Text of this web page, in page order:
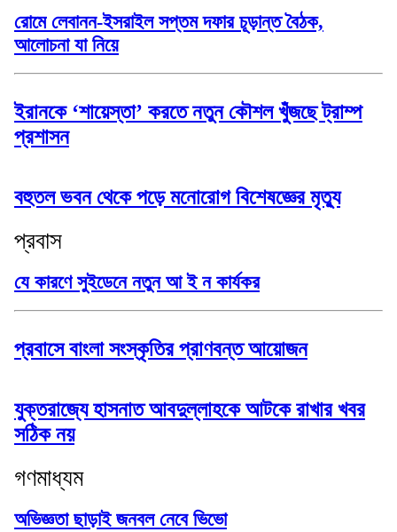
রোমে লেবানন-ইসরাইল সপ্তম দফার চূড়ান্ত বৈঠক,
আলোচনা যা নিয়ে
ইরানকে ‘শায়েস্তা’ করতে নতুন কৌশল খুঁজছে ট্রাম্প
প্রশাসন
বহুতল ভবন থেকে পড়ে মনোরোগ বিশেষজ্ঞের মৃত্যু
প্রবাস
যে কারণে সুইডেনে নতুন আ ই ন কার্যকর
প্রবাসে বাংলা সংস্কৃতির প্রাণবন্ত আয়োজন
যুক্তরাজ্যে হাসনাত আবদুল্লাহকে আটকে রাখার খবর
সঠিক নয়
গণমাধ্যম
অভিজ্ঞতা ছাড়াই জনবল নেবে ভিভো